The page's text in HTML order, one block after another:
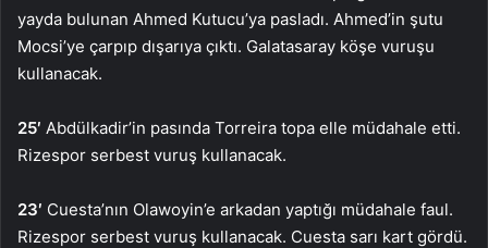
yayda bulunan Ahmed Kutucu’ya pasladı. Ahmed’in şutu
Mocsi’ye çarpıp dışarıya çıktı. Galatasaray köşe vuruşu
kullanacak.
25′ Abdülkadir’in pasında Torreira topa elle müdahale etti.
Rizespor serbest vuruş kullanacak.
23′ Cuesta’nın Olawoyin’e arkadan yaptığı müdahale faul.
Rizespor serbest vuruş kullanacak. Cuesta sarı kart gördü.